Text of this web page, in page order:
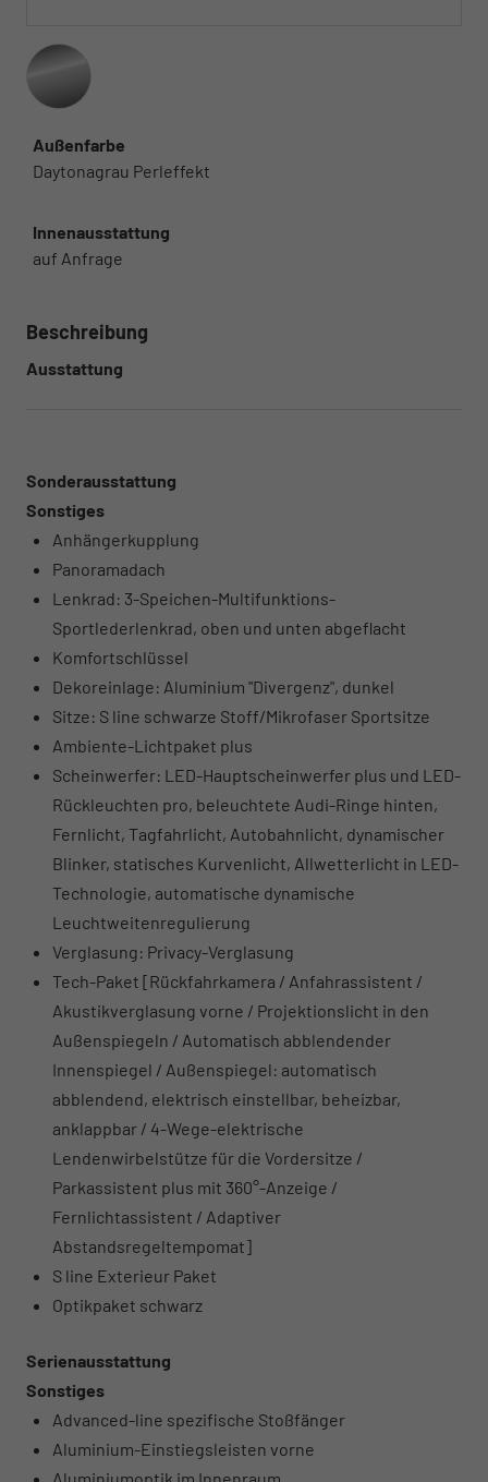
Außenfarbe
Daytonagrau Perleffekt
Innenausstattung
auf Anfrage
Beschreibung
Ausstattung
Sonderausstattung
Sonstiges
Anhängerkupplung
Panoramadach
Lenkrad: 3-Speichen-Multifunktions-
Sportlederlenkrad, oben und unten abgeflacht
Komfortschlüssel
Dekoreinlage: Aluminium "Divergenz", dunkel
Sitze: S line schwarze Stoff/Mikrofaser Sportsitze
Ambiente-Lichtpaket plus
Scheinwerfer: LED-Hauptscheinwerfer plus und LED-
Rückleuchten pro, beleuchtete Audi-Ringe hinten,
Fernlicht, Tagfahrlicht, Autobahnlicht, dynamischer
Blinker, statisches Kurvenlicht, Allwetterlicht in LED-
Technologie, automatische dynamische
Leuchtweitenregulierung
Verglasung: Privacy-Verglasung
Tech-Paket [Rückfahrkamera / Anfahrassistent /
Akustikverglasung vorne / Projektionslicht in den
Außenspiegeln / Automatisch abblendender
Innenspiegel / Außenspiegel: automatisch
abblendend, elektrisch einstellbar, beheizbar,
anklappbar / 4-Wege-elektrische
Lendenwirbelstütze für die Vordersitze /
Parkassistent plus mit 360°-Anzeige /
Fernlichtassistent / Adaptiver
Abstandsregeltempomat]
S line Exterieur Paket
Optikpaket schwarz
Serienausstattung
Sonstiges
Advanced-line spezifische Stoßfänger
Aluminium-Einstiegsleisten vorne